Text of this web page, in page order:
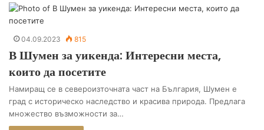
04.09.2023 815
В Шумен за уикенда: Интересни места,
които да посетите
Намиращ се в североизточната част на България, Шумен е
град с историческо наследство и красива природа. Предлага
множество възможности за…